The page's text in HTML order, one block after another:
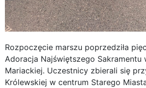
Rozpoczęcie marszu poprzedziła
Adoracja Najświętszego Sakramentu
Mariackiej. Uczestnicy zbierali się
Królewskiej w centrum Starego